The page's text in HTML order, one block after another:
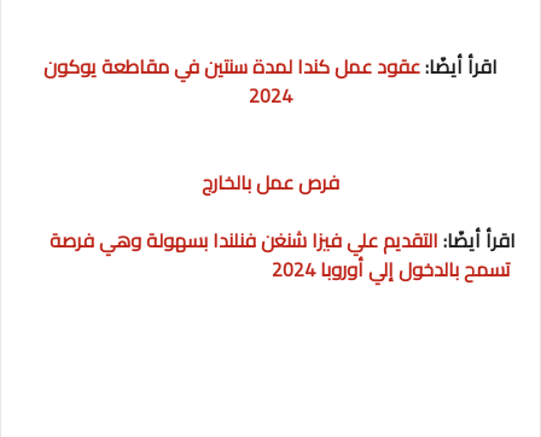
اقرأ أيضًا:عقود عمل كندا لمدة سنتين في مقاطعة يوكون
2024
فرص عمل بالخارج
اقرأ أيضًا:التقديم علي فيزا شنغن فنلندا بسهولة وهي فرصة
تسمح بالدخول إلي أوروبا 2024